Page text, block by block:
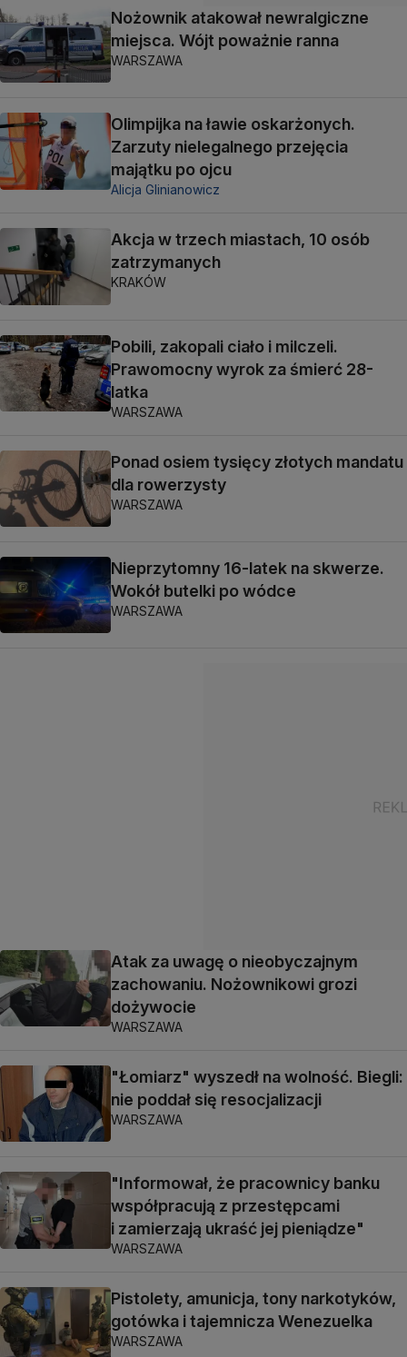
Nożownik atakował newralgiczne
miejsca. Wójt poważnie ranna
WARSZAWA
Olimpijka na ławie oskarżonych.
Zarzuty nielegalnego przejęcia
majątku po ojcu
Alicja Glinianowicz
Akcja w trzech miastach, 10 osób
zatrzymanych
KRAKÓW
Pobili, zakopali ciało i milczeli.
Prawomocny wyrok za śmierć 28-
latka
WARSZAWA
Ponad osiem tysięcy złotych mandatu
dla rowerzysty
WARSZAWA
Nieprzytomny 16-latek na skwerze.
Wokół butelki po wódce
WARSZAWA
Atak za uwagę o nieobyczajnym
zachowaniu. Nożownikowi grozi
dożywocie
WARSZAWA
"Łomiarz" wyszedł na wolność. Biegli:
nie poddał się resocjalizacji
WARSZAWA
"Informował, że pracownicy banku
współpracują z przestępcami
i zamierzają ukraść jej pieniądze"
WARSZAWA
Pistolety, amunicja, tony narkotyków,
gotówka i tajemnicza Wenezuelka
WARSZAWA